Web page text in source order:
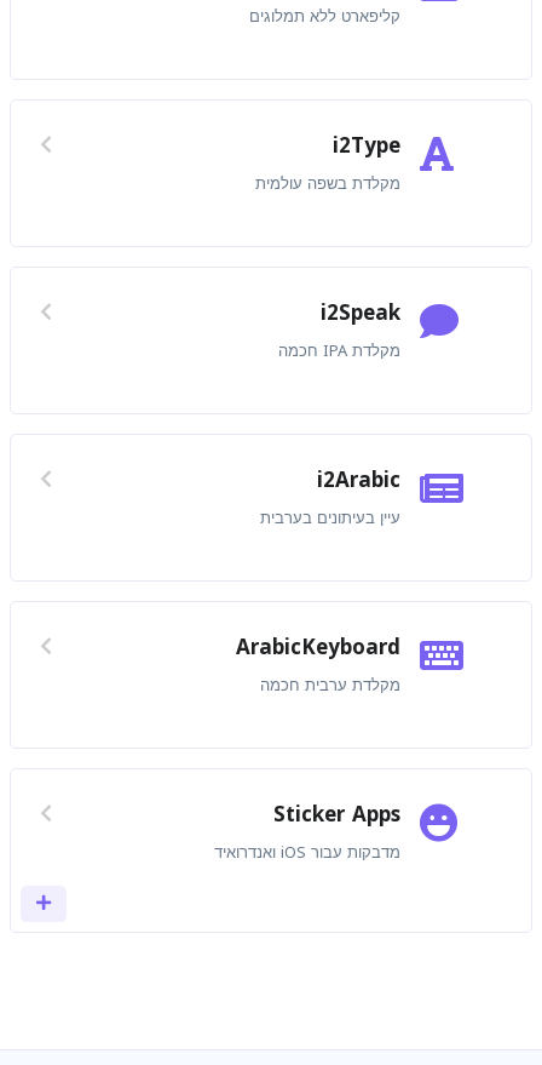
קליפארט ללא תמלוגים
i2Type
מקלדת בשפה עולמית
i2Speak
מקלדת IPA חכמה
i2Arabic
עיין בעיתונים בערבית
ArabicKeyboard
מקלדת ערבית חכמה
Sticker Apps
מדבקות עבור iOS ואנדרואיד